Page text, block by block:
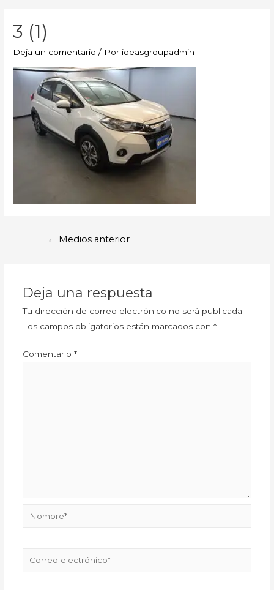
3 (1)
Deja un comentario / Por ideasgroupadmin
← Medios anterior
Deja una respuesta
Tu dirección de correo electrónico no será publicada.
Los campos obligatorios están marcados con *
Comentario *